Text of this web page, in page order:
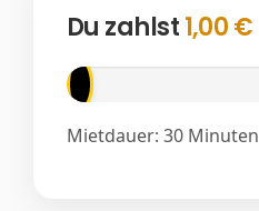
Du zahlst1,00 €
Mietdauer: 30 Minuten